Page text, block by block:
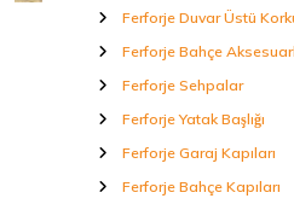
Ferforje Duvar Üstü
Ferforje Bahçe
Ferforje Sehpalar
Ferforje Yatak Başlığı
Ferforje Garaj Kapıları
Ferforje Bahçe Kapıları